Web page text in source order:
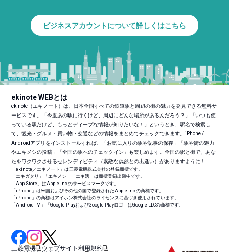
ビジネスアカウントについて詳しくはこちら
ekinote WEBとは
ekinote（エキノート）は、日本全国すべての鉄道駅と周辺の街の魅力を発見できる無料サ
ービスです。「今度あの駅に行くけど、周辺にどんな場所があるんだろう？」「いつも使
っている駅だけど、もっとディープな情報が知りたいな！」というとき、駅名で検索し
て、観光・グルメ・買い物・交通などの情報をまとめてチェックできます。iPhone /
Androidアプリをインストールすれば、「お気に入りの駅や記事の保存」「駅や街の魅力
やエキメシの投稿」「全国の駅へのチェックイン」も楽しめます。全国の駅と街で、あな
たをワクワクさせるセレンディピティ（素敵な偶然との出逢い）がありますように！
「ekinote／エキノート」は三菱電機株式会社の登録商標です。
「エキガタリ」「エキメシ」「エキ活」は商標登録出願中です。
「App Store」はApple Inc.のサービスマークです。
「iPhone」は米国およびその他の国で登録されたApple Inc.の商標です。
「iPhone」の商標はアイホン株式会社のライセンスに基づき使用されています。
「AndroidTM 」「Google PlayおよびGoogle Playロゴ」はGoogle LLCの商標です。
三菱電機
ウェブサイト利用規約